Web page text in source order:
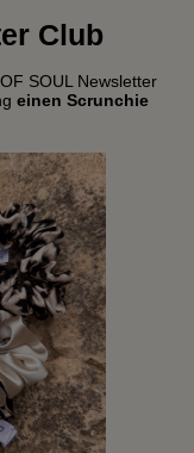
Club
SOUL Newsletter
einen Scrunchie